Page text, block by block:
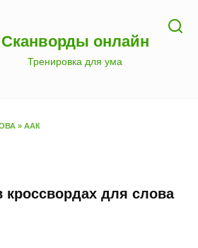
Сканворды онлайн
Тренировка для ума
» ААК
кроссвордах для слова